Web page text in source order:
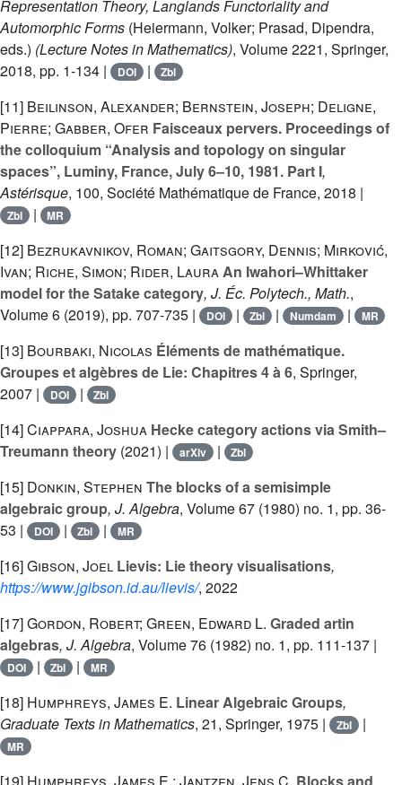
Representation Theory, Langlands Functoriality and
Automorphic Forms (Heiermann, Volker; Prasad, Dipendra,
eds.) (Lecture Notes in Mathematics), Volume 2221, Springer,
2018, pp. 1-134 |
DOI | Zbl
[11] Beilinson, Alexander; Bernstein, Joseph; Deligne,
Pierre; Gabber, Ofer Faisceaux pervers. Proceedings of
the colloquium “Analysis and topology on singular
spaces”, Luminy, France, July 6–10, 1981. Part I,
Astérisque, 100, Société Mathématique de France, 2018 |
Zbl | MR
[12] Bezrukavnikov, Roman; Gaitsgory, Dennis; Mirković,
Ivan; Riche, Simon; Rider, LauraAn Iwahori–Whittaker
model for the Satake category, J. Éc. Polytech., Math.,
Volume 6 (2019), pp. 707-735 | DOI | Zbl | Numdam | MR
[13] Bourbaki, Nicolas Éléments de mathématique.
Groupes et algèbres de Lie: Chapitres 4 à 6, Springer,
2007 |
DOI | Zbl
[14]Ciappara, Joshua Hecke category actions via Smith–
Treumann theory (2021) | arXiv | Zbl
[15] Donkin, Stephen The blocks of a semisimple
algebraic group, J. Algebra, Volume 67 (1980) no. 1, pp. 36-
53 |
DOI | Zbl | MR
[16]Gibson, Joel Lievis: Lie theory visualisations,
https://www.jgibson.id.au/lievis/, 2022
[17]Gordon, Robert; Green, Edward L. Graded artin
algebras, J. Algebra, Volume 76 (1982) no. 1, pp. 111-137 |
DOI | Zbl | MR
[18] Humphreys, James E. Linear Algebraic Groups,
Graduate Texts in Mathematics, 21, Springer, 1975 | Zbl |
MR